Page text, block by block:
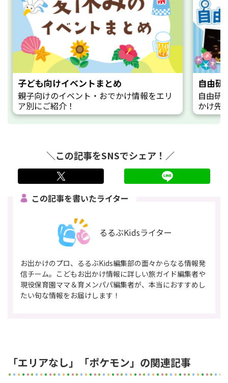
子ども向けイベントまとめ
親子向けのイベント・おでかけ情報をエリ
ア別にご紹介！
自由研
自由研
かけ先
＼この記事をSNSでシェア！／
この記事を書いたライター
るるぶKidsライター
お出かけのプロ、るるぶKids編集部の面々からなる情報発
信チーム。こどもお出かけ情報に詳しい旅ガイド編集者や
現役保育園ママ＆育メンパパ編集者が、本当におすすめし
たい旬な情報をお届けします！
「エリアなし」「ポケモン」の関連記事